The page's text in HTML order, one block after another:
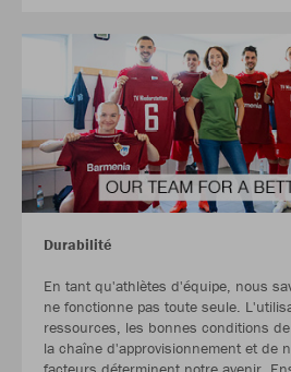
Durabilité
En tant qu'athlètes d'équipe, nous
ne fonctionne pas toute seule.
ressources, les bonnes conditions
la chaîne d'approvisionnement et de